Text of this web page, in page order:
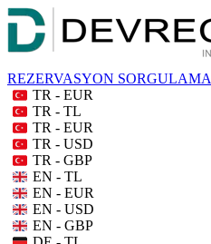
REZERVASYON SORGULAMA
TR - EUR
TR - TL
TR - EUR
TR - USD
TR - GBP
EN - TL
EN - EUR
EN - USD
EN - GBP